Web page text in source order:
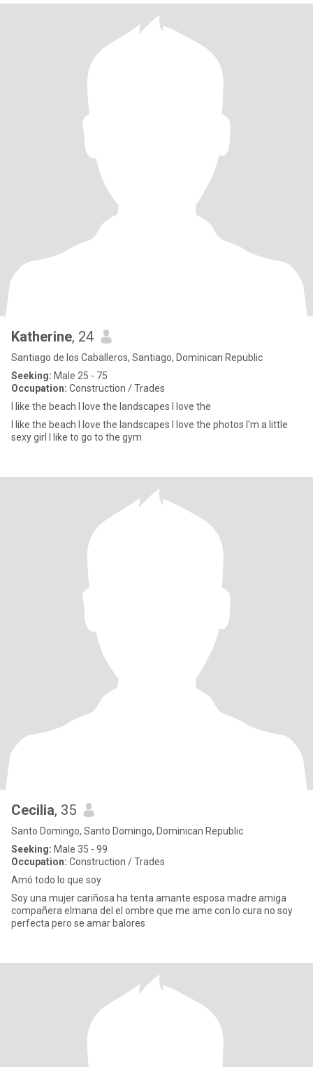
Katherine, 24
Santiago de los Caballeros, Santiago, Dominican Republic
Seeking: Male 25 - 75
Occupation: Construction / Trades
I like the beach I love the landscapes I love the
I like the beach I love the landscapes I love the photos I'm a little
sexy girl I like to go to the gym
Cecilia, 35
Santo Domingo, Santo Domingo, Dominican Republic
Seeking: Male 35 - 99
Occupation: Construction / Trades
Amó todo lo que soy
Soy una mujer cariñosa ha tenta amante esposa madre amiga
compañera elmana del el ombre que me ame con lo cura no soy
perfecta pero se amar balores